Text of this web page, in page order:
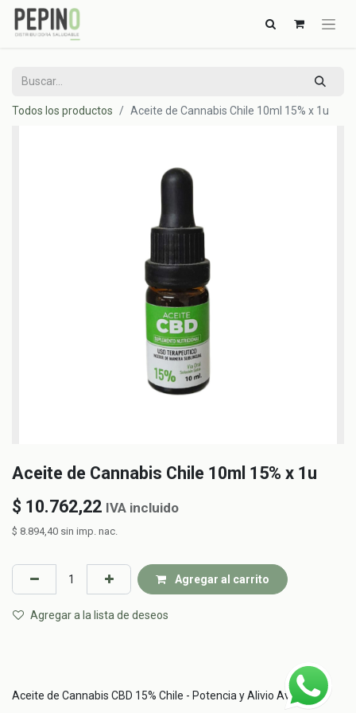
Todos los productos Aceite de Cannabis Chile 10ml 15% x 1u
Aceite de Cannabis Chile 10ml 15% x 1u
$ 10.762,22 IVA incluido
$ 8.894,40 sin imp. nac.
Agregar al carrito
Agregar a la lista de deseos
Aceite de Cannabis CBD 15% Chile - Potencia y Alivio Avanzado